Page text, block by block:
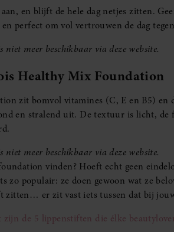
en blijft de hele dag netjes zitten.
perfect om vol vertrouwen de dag
meer beschikbaar via deze website.
Healthy Mix Foundation
zit bomvol vitamines (C, E en B5) en
en stralend uit. De textuur is licht,
meer beschikbaar via deze website.
vinden? Hoeft echt geen
zo populair: ze doen gewoon wat ze
zitten… er zit vast iets tussen dat bij
zijn de 5 lippenstiften die élke